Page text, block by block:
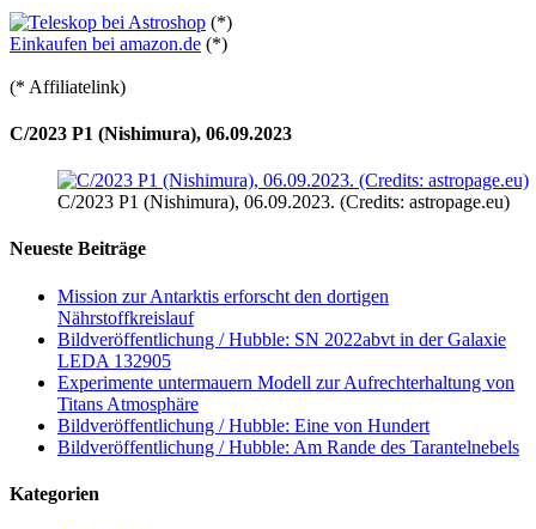
(*)
Einkaufen bei amazon.de (*)
(* Affiliatelink)
C/2023 P1 (Nishimura), 06.09.2023
C/2023 P1 (Nishimura), 06.09.2023. (Credits: astropage.eu)
Neueste Beiträge
Mission zur Antarktis erforscht den dortigen
Nährstoffkreislauf
Bildveröffentlichung / Hubble: SN 2022abvt in der Galaxie
LEDA 132905
Experimente untermauern Modell zur Aufrechterhaltung von
Titans Atmosphäre
Bildveröffentlichung / Hubble: Eine von Hundert
Bildveröffentlichung / Hubble: Am Rande des Tarantelnebels
Kategorien